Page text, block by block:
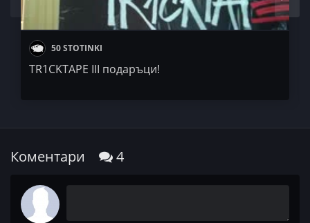
50 STOTINKI
TR1CKTAPE III подаръци!
Коментари 4